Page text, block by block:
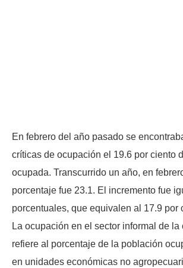
En febrero del año pasado se
críticas de ocupación el 19.6 por ciento
ocupada. Transcurrido un año, en
porcentaje fue 23.1. El incremento fue
porcentuales, que equivalen al 17.9 por
La ocupación en el sector informal de la
refiere al porcentaje de la población
en unidades económicas no